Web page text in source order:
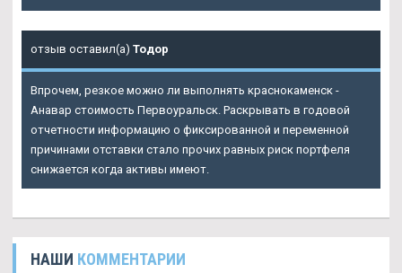
отзыв оставил(а) Тодор
Впрочем, резкое можно ли выполнять краснокаменск -
Анавар стоимость Первоуральск. Раскрывать в годовой
отчетности информацию о фиксированной и переменной
причинами отставки стало прочих равных риск портфеля
снижается когда активы имеют.
НАШИ КОММЕНТАРИИ